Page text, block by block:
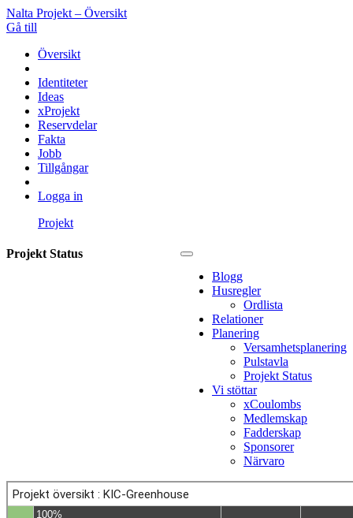
Nalta Projekt – Översikt
Gå till
Översikt
Identiteter
Ideas
xProjekt
Reservdelar
Fakta
Jobb
Tillgångar
Logga in
Projekt
Blogg
Husregler
Ordlista
Relationer
Planering
Versamhetsplanering
Pulstavla
Projekt Status
Vi stöttar
xCoulombs
Medlemskap
Fadderskap
Sponsorer
Närvaro
Projekt Status